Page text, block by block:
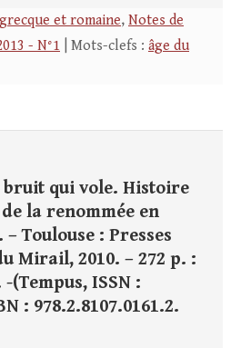
et romaine, Notes de
- N°1 | Mots-clefs : âge du
qui vole. Histoire
la renommée en
Toulouse : Presses
Mirail, 2010. – 272 p. :
ISSN :
: 978.2.8107.0161.2.